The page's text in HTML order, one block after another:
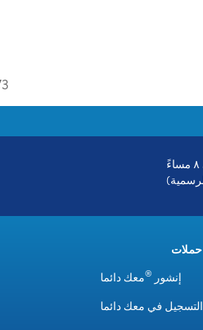
حملات
إنشور ®معك دائما
التسجيل في معك دائما